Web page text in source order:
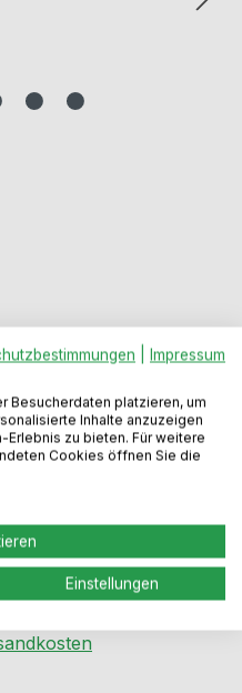
Impressum
Besucherdaten platzieren, um
Inhalte anzuzeigen
zu bieten. Für weitere
Cookies öffnen Sie die
Einstellungen